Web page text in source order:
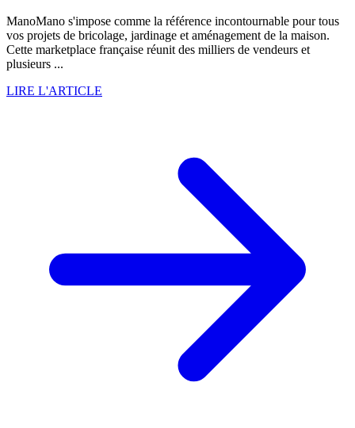
ManoMano s'impose comme la référence incontournable pour tous
vos projets de bricolage, jardinage et aménagement de la maison.
Cette marketplace française réunit des milliers de vendeurs et
plusieurs ...
LIRE L'ARTICLE